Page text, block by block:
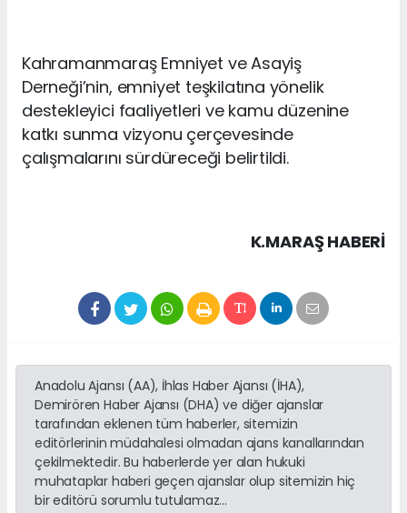
Kahramanmaraş Emniyet ve Asayiş
Derneği’nin, emniyet teşkilatına yönelik
destekleyici faaliyetleri ve kamu düzenine
katkı sunma vizyonu çerçevesinde
çalışmalarını sürdüreceği belirtildi.
K.MARAŞ HABERİ
Anadolu Ajansı (AA), İhlas Haber Ajansı (İHA),
Demirören Haber Ajansı (DHA) ve diğer ajanslar
tarafından eklenen tüm haberler, sitemizin
editörlerinin müdahalesi olmadan ajans kanallarından
çekilmektedir. Bu haberlerde yer alan hukuki
muhataplar haberi geçen ajanslar olup sitemizin hiç
bir editörü sorumlu tutulamaz...